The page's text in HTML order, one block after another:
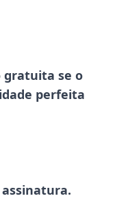
gratuita se o
perfeita
assinatura.